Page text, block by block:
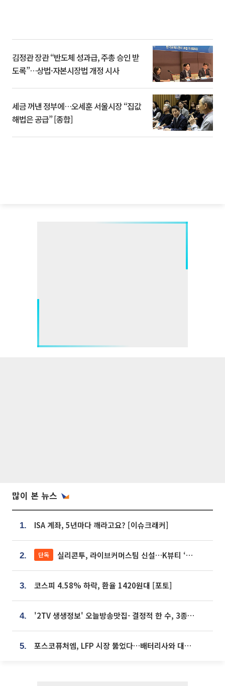
김정관 장관 “반도체 성과급, 주총 승인 받
도록”…상법·자본시장법 개정 시사
세금 꺼낸 정부에…오세훈 서울시장 “집값
해법은 공급” [종합]
많이 본 뉴스
1. ISA 계좌, 5년마다 깨라고요? [이슈크래커]
2. 단독 실리콘투, 라이브커머스팀 신설…K뷰티 ‘글로벌 판매망’ 확대[K뷰티 라방戰]
3. 코스피 4.58% 하락, 환율 1420원대 [포토]
4. '2TV 생생정보' 오늘방송맛집- 결정적 한 수, 3종 메밀면! 메밀 소바 맛집 '의○○○○'
5. 포스코퓨처엠, LFP 시장 뚫었다…배터리사와 대규모 장기 공급 합의